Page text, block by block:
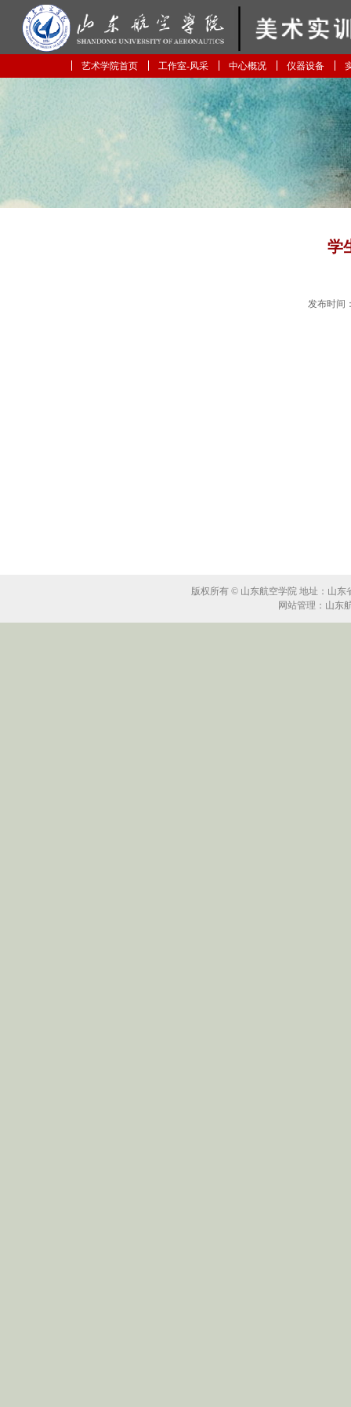
艺术学院首页 工作室-风采 中心概况 仪器设备
学
发布时间
版权所有 © 山东航空学院 地址：山东
网站管理：山东